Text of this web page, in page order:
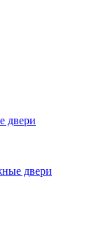
двери
двери